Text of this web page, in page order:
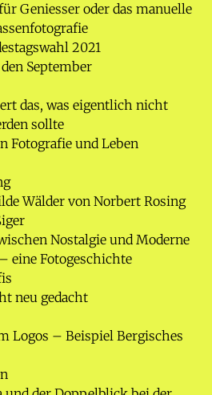
Geniesser oder das manuelle
2021
September
das, was eigentlich nicht
sollte
Fotografie und Leben
Wälder von Norbert Rosing
Nostalgie und Moderne
eine Fotogeschichte
neu gedacht
Logos – Beispiel Bergisches